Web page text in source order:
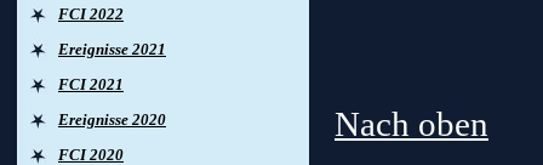
FCI 2022
Ereignisse 2021
FCI 2021
Ereignisse 2020
FCI 2020
Nach oben